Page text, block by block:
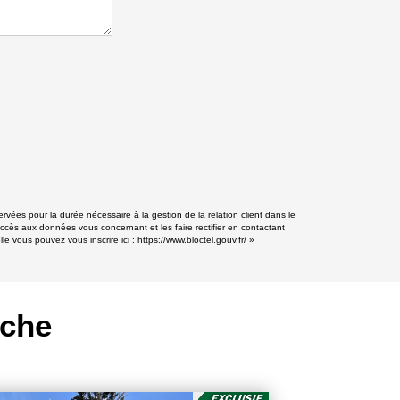
pour la durée nécessaire à la gestion de la relation client dans le
aux données vous concernant et les faire rectifier en contactant
vous pouvez vous inscrire ici : https://www.bloctel.gouv.fr/ »